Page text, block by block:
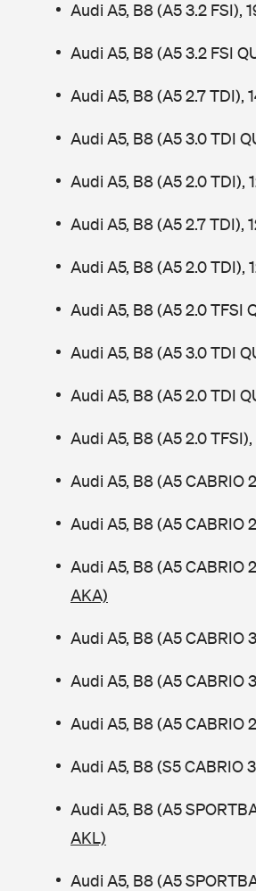
Audi A5, B8 (A5 3.2 FSI),
Audi A5, B8 (A5 3.2 FSI
Audi A5, B8 (A5 2.7 TDI),
Audi A5, B8 (A5 3.0 TDI
Audi A5, B8 (A5 2.0 TDI),
Audi A5, B8 (A5 2.7 TDI),
Audi A5, B8 (A5 2.0 TDI),
Audi A5, B8 (A5 2.0 TFSI
Audi A5, B8 (A5 3.0 TDI
Audi A5, B8 (A5 2.0 TDI
Audi A5, B8 (A5 2.0
Audi A5, B8 (A5 CABRIO
Audi A5, B8 (A5 CABRIO
Audi A5, B8 (A5 CABRIO
AKA)
Audi A5, B8 (A5 CABRIO
Audi A5, B8 (A5 CABRIO
Audi A5, B8 (A5 CABRIO
Audi A5, B8 (S5 CABRIO
Audi A5, B8 (A5
AKL)
Audi A5, B8 (A5